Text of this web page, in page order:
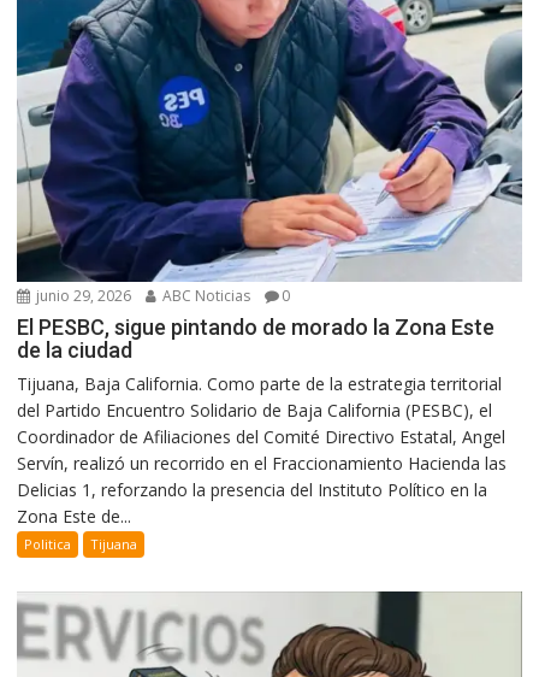
junio 29, 2026 ABC Noticias 0
El PESBC, sigue pintando de morado la Zona Este
de la ciudad
Tijuana, Baja California. Como parte de la estrategia territorial
del Partido Encuentro Solidario de Baja California (PESBC), el
Coordinador de Afiliaciones del Comité Directivo Estatal, Angel
Servín, realizó un recorrido en el Fraccionamiento Hacienda las
Delicias 1, reforzando la presencia del Instituto Político en la
Zona Este de...
Politica Tijuana